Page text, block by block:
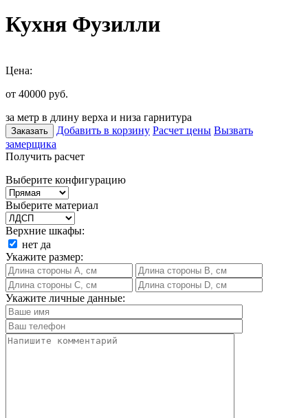
Кухня Фузилли
Цена:
от 40000 руб.
за метр в длину верха и низа гарнитура
Заказать Добавить в корзину Расчет цены Вызвать
замерщика
Получить расчет
Выберите конфигурацию
Выберите материал
Верхние шкафы:
нет да
Укажите размер:
Укажите личные данные: